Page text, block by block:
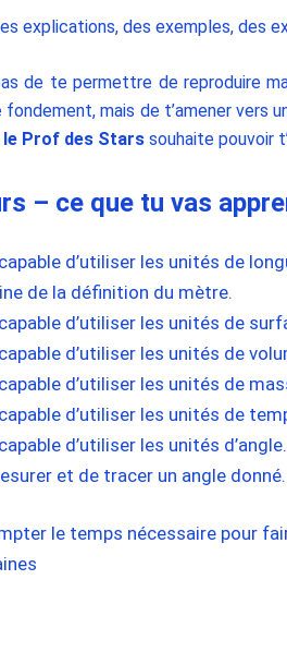
explications, des exemples, des
de te permettre de reproduire
mais de t’amener vers
le Prof des Stars souhaite pouvoir
– ce que tu vas
d’utiliser les unités de
de la définition du mètre.
d’utiliser les unités de
d’utiliser les unités de
d’utiliser les unités de
d’utiliser les unités de
d’utiliser les unités d’angle.
et de tracer un angle donné.
le temps nécessaire pour